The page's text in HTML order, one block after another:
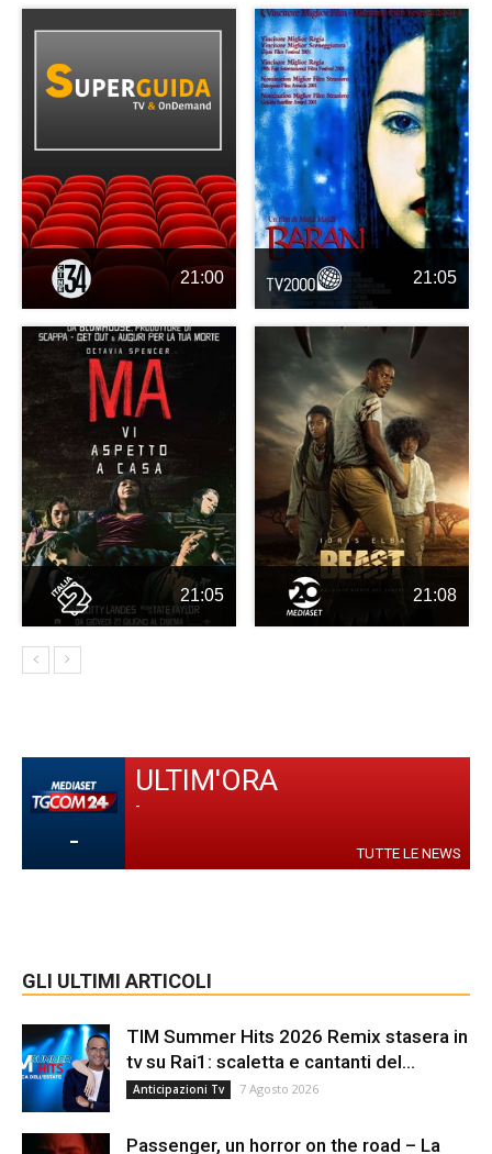
21:00 21:05
21:05 21:08
-
ULTIM'ORA
-
TUTTE LE NEWS
GLI ULTIMI ARTICOLI
TIM Summer Hits 2026 Remix stasera in
tv su Rai1: scaletta e cantanti del...
Anticipazioni Tv 7 Agosto 2026
Passenger, un horror on the road – La